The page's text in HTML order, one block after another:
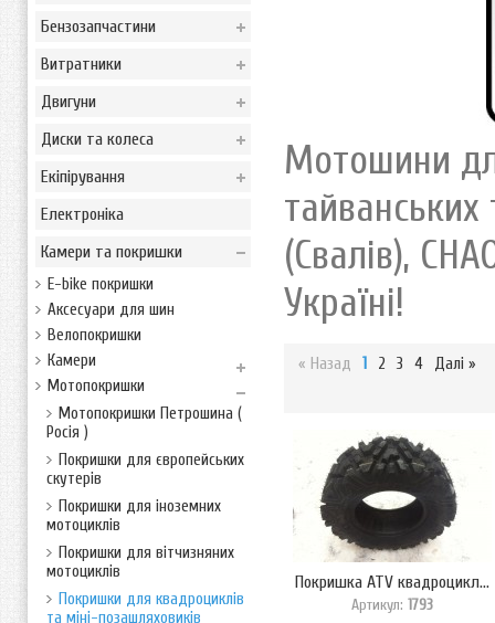
Бензозапчастини
Витратники
Двигуни
Диски та колеса
Екіпірування
Електроніка
Камери та покришки
E-bike покришки
Аксесуари для шин
Велопокришки
Камери
Мотопокришки
Мотопокришки Петрошина (
Росія )
Покришки для європейських
скутерів
Покришки для іноземних
мотоциклів
Покришки для вітчизняних
мотоциклів
Покришки для квадроциклів
та міні-позашляховиків
Мотошини
тайванських
(Свалів),
Україні!
« Назад 1 2 3 4 Далі »
Покришка ATV квадроцикл...
Артикул: 1793